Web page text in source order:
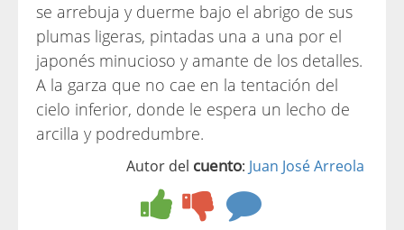
se arrebuja y duerme bajo el abrigo de sus
plumas ligeras, pintadas una a una por el
japonés minucioso y amante de los detalles.
A la garza que no cae en la tentación del
cielo inferior, donde le espera un lecho de
arcilla y podredumbre.
Autor del cuento: Juan José Arreola